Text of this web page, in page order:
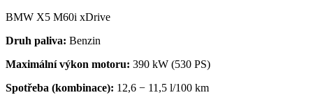
BMW X5 M60i xDrive
Druh paliva: Benzin
Maximální výkon motoru: 390 kW (530 PS)
Spotřeba (kombinace): 12,6 − 11,5 l/100 km